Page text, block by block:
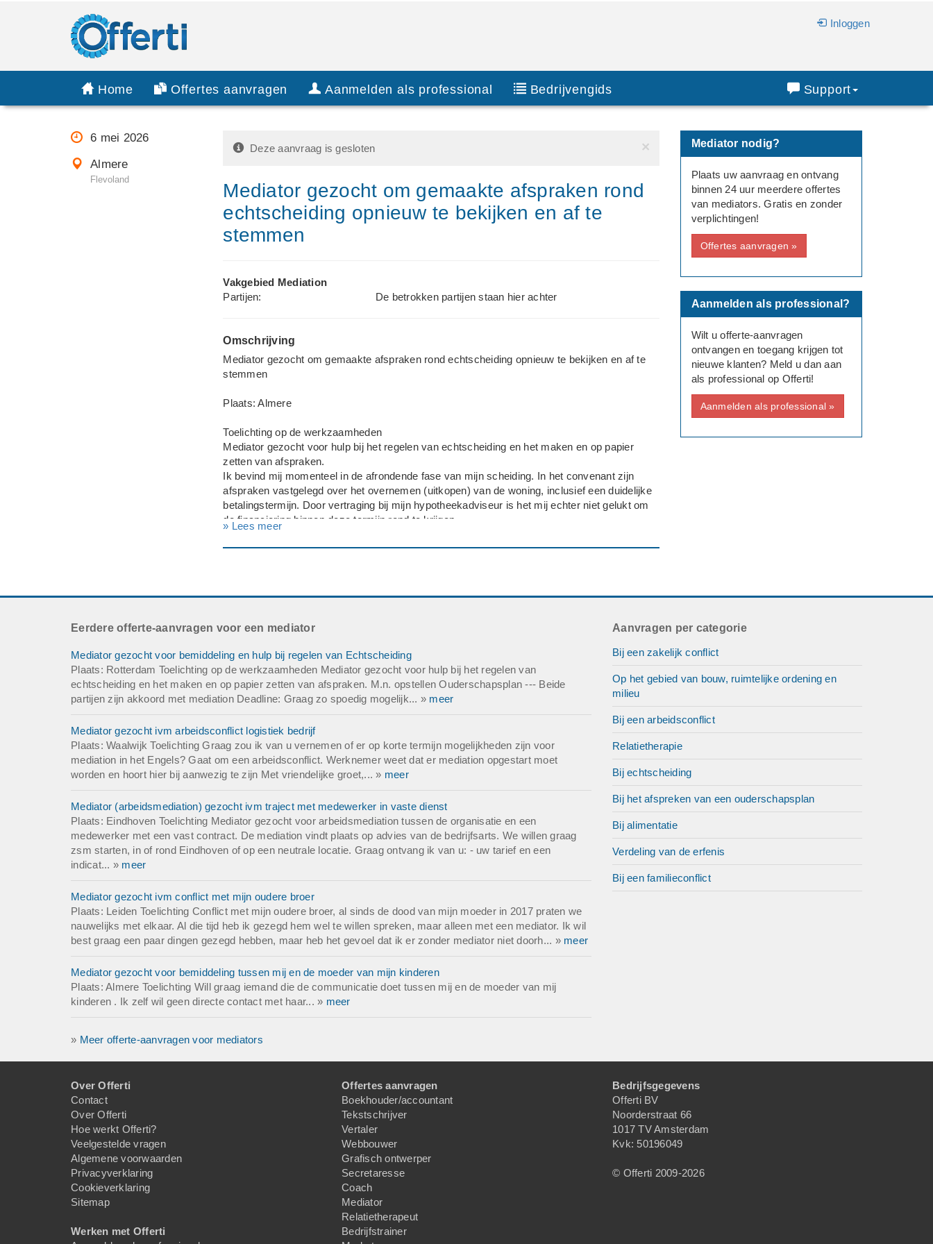
Inloggen
Home Offertes aanvragen Aanmelden als professional Bedrijvengids Support
6 mei 2026
Almere
Flevoland
×
Deze aanvraag is gesloten
Mediator gezocht om gemaakte afspraken rond
echtscheiding opnieuw te bekijken en af te
stemmen
Vakgebied Mediation
Partijen:
De betrokken partijen staan hier achter
Omschrijving
Mediator gezocht om gemaakte afspraken rond echtscheiding opnieuw te bekijken en af te
stemmen
Plaats: Almere
Toelichting op de werkzaamheden
Mediator gezocht voor hulp bij het regelen van echtscheiding en het maken en op papier
zetten van afspraken.
Ik bevind mij momenteel in de afrondende fase van mijn scheiding. In het convenant zijn
afspraken vastgelegd over het overnemen (uitkopen) van de woning, inclusief een duidelijke
betalingstermijn. Door vertraging bij mijn hypotheekadviseur is het mij echter niet gelukt om
de financiering binnen deze termijn rond te krijgen.
Als gevolg hiervan is de afgesproken betaling niet tijdig uitgevoerd en is het convenant op dit
Inmiddels is het Kifid ingeschakeld met betrekking tot de ontstane situatie rondom de
secretaris aan de zaak wordt toegewezen. Daarnaast is het nog onzeker hoe hierover
uiteindelijk geoordeeld zal worden.
Omdat wij nog goed met elkaar kunnen communiceren, verwachten wij dat we er samen uit
partij de gemaakte afspraken opnieuw te bekijken en zorgvuldig af te stemmen, zodat deze
aansluiten bij de huidige situatie en duidelijk voor beide partijen worden vastgelegd.
---
Beide partijen zijn akkoord met mediation
» Lees meer
Mediator nodig?
Plaats uw aanvraag en ontvang
binnen 24 uur meerdere offertes
van mediators. Gratis en zonder
verplichtingen!
Offertes aanvragen »
Aanmelden als professional?
Wilt u offerte-aanvragen
ontvangen en toegang krijgen tot
nieuwe klanten? Meld u dan aan
als professional op Offerti!
Aanmelden als professional »
Eerdere offerte-aanvragen voor een mediator
Mediator gezocht voor bemiddeling en hulp bij regelen van Echtscheiding
Plaats: Rotterdam Toelichting op de werkzaamheden Mediator gezocht voor hulp bij het regelen van
echtscheiding en het maken en op papier zetten van afspraken. M.n. opstellen Ouderschapsplan --- Beide
partijen zijn akkoord met mediation Deadline: Graag zo spoedig mogelijk... » meer
Mediator gezocht ivm arbeidsconflict logistiek bedrijf
Plaats: Waalwijk Toelichting Graag zou ik van u vernemen of er op korte termijn mogelijkheden zijn voor
mediation in het Engels? Gaat om een arbeidsconflict. Werknemer weet dat er mediation opgestart moet
worden en hoort hier bij aanwezig te zijn Met vriendelijke groet,... » meer
Mediator (arbeidsmediation) gezocht ivm traject met medewerker in vaste dienst
Plaats: Eindhoven Toelichting Mediator gezocht voor arbeidsmediation tussen de organisatie en een
medewerker met een vast contract. De mediation vindt plaats op advies van de bedrijfsarts. We willen graag
zsm starten, in of rond Eindhoven of op een neutrale locatie. Graag ontvang ik van u: - uw tarief en een
indicat... » meer
Mediator gezocht ivm conflict met mijn oudere broer
Plaats: Leiden Toelichting Conflict met mijn oudere broer, al sinds de dood van mijn moeder in 2017 praten we
nauwelijks met elkaar. Al die tijd heb ik gezegd hem wel te willen spreken, maar alleen met een mediator. Ik wil
best graag een paar dingen gezegd hebben, maar heb het gevoel dat ik er zonder mediator niet doorh... » meer
Mediator gezocht voor bemiddeling tussen mij en de moeder van mijn kinderen
Plaats: Almere Toelichting Will graag iemand die de communicatie doet tussen mij en de moeder van mij
kinderen . Ik zelf wil geen directe contact met haar... » meer
» Meer offerte-aanvragen voor mediators
Aanvragen per categorie
Bij een zakelijk conflict
Op het gebied van bouw, ruimtelijke ordening en
milieu
Bij een arbeidsconflict
Relatietherapie
Bij echtscheiding
Bij het afspreken van een ouderschapsplan
Bij alimentatie
Verdeling van de erfenis
Bij een familieconflict
Over Offerti
Contact
Over Offerti
Hoe werkt Offerti?
Veelgestelde vragen
Algemene voorwaarden
Privacyverklaring
Cookieverklaring
Sitemap
Werken met Offerti
Offertes aanvragen
Boekhouder/accountant
Tekstschrijver
Vertaler
Webbouwer
Grafisch ontwerper
Secretaresse
Coach
Mediator
Relatietherapeut
Bedrijfstrainer
Bedrijfsgegevens
Offerti BV
Noorderstraat 66
1017 TV Amsterdam
Kvk: 50196049
© Offerti 2009-2026